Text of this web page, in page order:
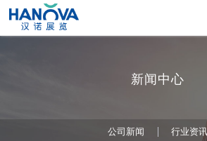
新闻中心
公司新闻 行业资